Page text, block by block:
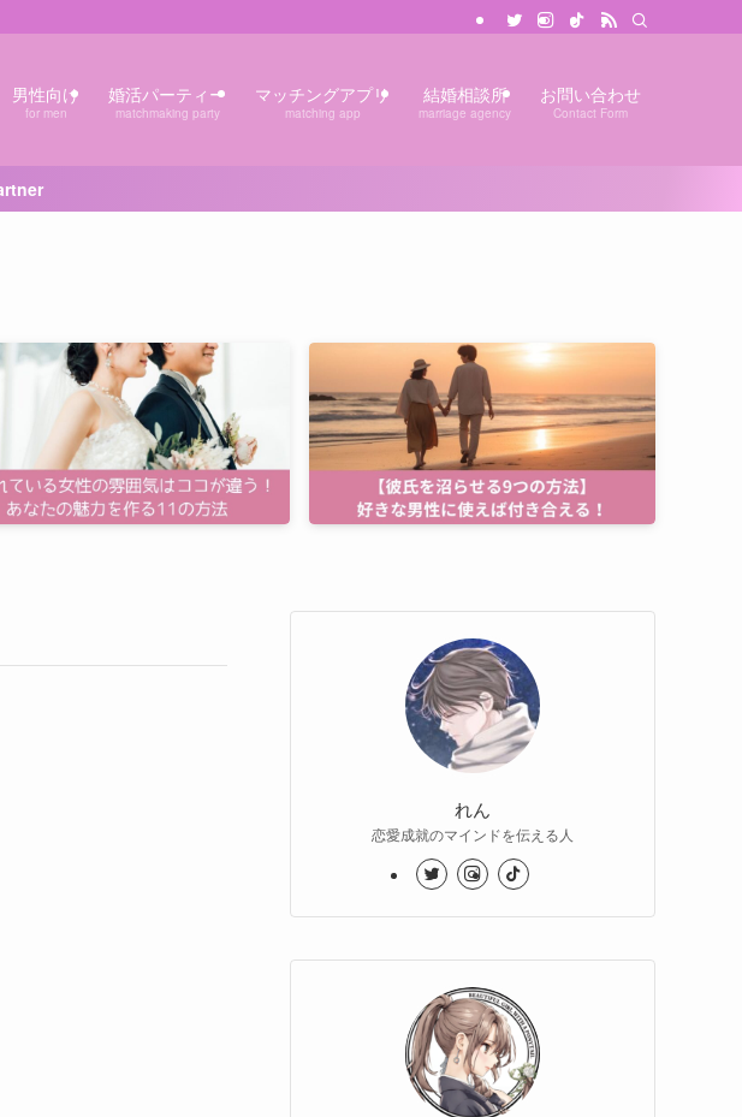
男性向け
for men
婚活パーティー
matchmaking party
マッチングアプリ
matching app
結婚相談所
marriage agency
お問い合わせ
Contact Form
れん
恋愛成就のマインドを伝える人